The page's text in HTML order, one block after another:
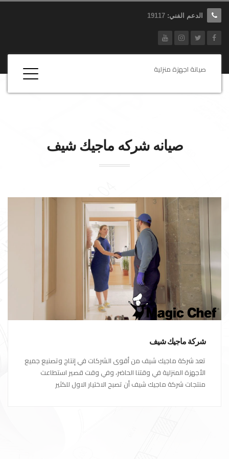
الدعم الفني: 19117
صيانة اجهزة منزلية
صيانه شركهماجيك شيف
شركة ماجيك شيف
تعد شركة ماجيك شيف من أقوى الشركات في إنتاج وتصنيع جميع
الأجهزة المنزلية في وقتنا الحاضر، وفي وقت قصير استطاعت
منتجات شركة ماجيك شيف أن تصبح الاختيار الاول للكثير